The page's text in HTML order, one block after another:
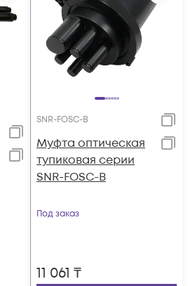
SNR-FOSC-B
Муфта оптическая
тупиковая серии
SNR-FOSC-B
Под заказ
11 061 ₸